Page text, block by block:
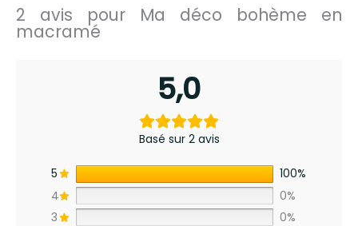
2 avis pour Ma déco bohème en
macramé
5,0
Basé sur 2 avis
5
100%
4
0%
3
0%